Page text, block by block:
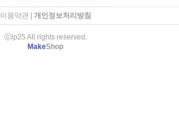
이용약관| 개인정보처리방침
ⓒlp25 All rights reserved.
MakeShop